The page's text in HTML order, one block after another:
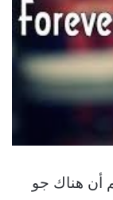
أن هناك جو